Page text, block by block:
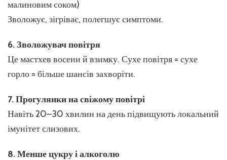
малиновим соком)
Зволожує, зігріває, полегшує симптоми.
6. Зволожувач повітря
Це мастхев восени й взимку. Сухе повітря = сухе
горло = більше шансів захворіти.
7. Прогулянки на свіжому повітрі
Навіть 20–30 хвилин на день підвищують локальний
імунітет слизових.
8. Менше цукру і алкоголю